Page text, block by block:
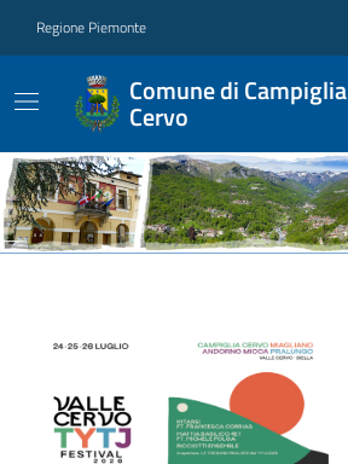
Regione Piemonte
Comune di Campiglia
Cervo